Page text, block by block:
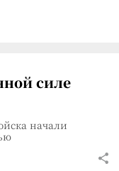
силе
начали